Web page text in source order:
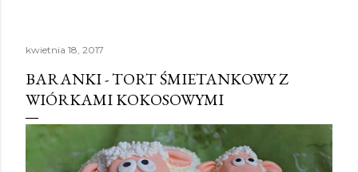
kwietnia 18, 2017
BARANKI - TORT ŚMIETANKOWY Z
WIÓRKAMI KOKOSOWYMI